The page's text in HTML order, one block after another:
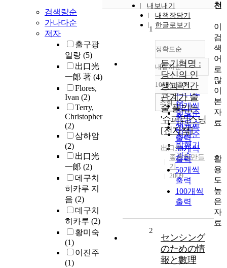
검색량순
가나다순
저자
출구광
일랑 (5)
出口光
一郞 著 (4)
Flores,
Ivan (2)
Terry,
Christopher
(2)
삼하암
(2)
出口光
一郞 (2)
데구치
히카루 지
음 (2)
데구치
히카루 (2)
황미숙
(1)
이진주
(1)
내보내기
내책장담기
한글로보기
정확도순
정확도
순
인기도
순
연도순
제목순
저자순
발행기
관순
내림차순
내림차순
10개씩 출력
10개씩
출력
20개씩
출력
30개씩
출력
50개씩
출력
100개씩
출력
조회
1
듣기혁명 :
당신의 인
생과 인간
관계가 술
술 풀리는
'슈퍼리스닝
[전자책]
出口光
좋은책만들
기
2009
2
センシング
のための情
報と數理
천
이
검
색
어
로
많
이
본
자
료
활
용
도
높
은
자
료